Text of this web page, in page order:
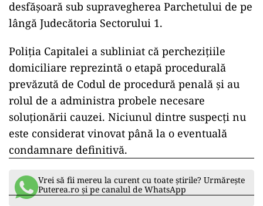
desfășoară sub supravegherea Parchetului de pe
lângă Judecătoria Sectorului 1.
Poliția Capitalei a subliniat că perchezițiile
domiciliare reprezintă o etapă procedurală
prevăzută de Codul de procedură penală și au
rolul de a administra probele necesare
soluționării cauzei. Niciunul dintre suspecți nu
este considerat vinovat până la o eventuală
condamnare definitivă.
Vrei să fii mereu la curent cu toate știrile? Urmărește
Puterea.ro și pe canalul de WhatsApp